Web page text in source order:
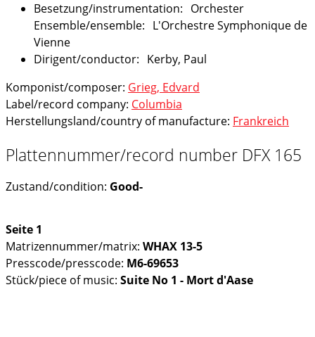
Orchester
L'Orchestre Symphonique de
Vienne
Kerby, Paul
Komponist/composer: Grieg, Edvard
Label/record company: Columbia
Herstellungsland/country of manufacture: Frankreich
Plattennummer/record number DFX 165
Zustand/condition: Good-
Seite 1
Matrizennummer/matrix: WHAX 13-5
Presscode/presscode: M6-69653
Stück/piece of music: Suite No 1 - Mort d'Aase